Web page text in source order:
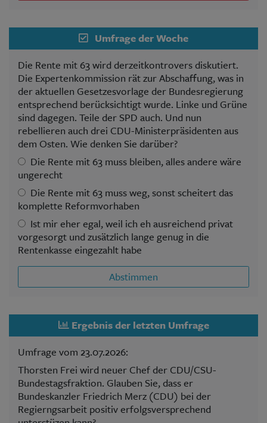
Umfrage der Woche
Die Rente mit 63 wird derzeitkontrovers diskutiert.
Die Expertenkommission rät zur Abschaffung, was in
der aktuellen Gesetzesvorlage der Bundesregierung
entsprechend berücksichtigt wurde. Linke und Grüne
sind dagegen. Teile der SPD auch. Und nun
rebellieren auch drei CDU-Ministerpräsidenten aus
dem Osten. Wie denken Sie darüber?
Die Rente mit 63 muss bleiben, alles andere wäre
ungerecht
Die Rente mit 63 muss weg, sonst scheitert das
komplette Reformvorhaben
Ist mir eher egal, weil ich eh ausreichend privat
vorgesorgt und zusätzlich lange genug in die
Rentenkasse eingezahlt habe
Abstimmen
Ergebnis der letzten Umfrage
Umfrage vom 23.07.2026:
Thorsten Frei wird neuer Chef der CDU/CSU-
Bundestagsfraktion. Glauben Sie, dass er
Bundeskanzler Friedrich Merz (CDU) bei der
Regierngsarbeit positiv erfolgsversprechend